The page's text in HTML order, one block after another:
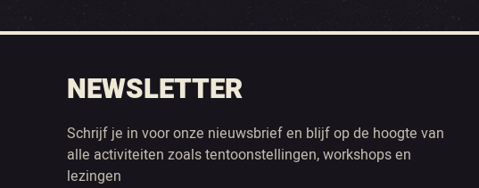
NEWSLETTER
Schrijf je in voor onze nieuwsbrief en blijf op de hoogte van
alle activiteiten zoals tentoonstellingen, workshops en
lezingen